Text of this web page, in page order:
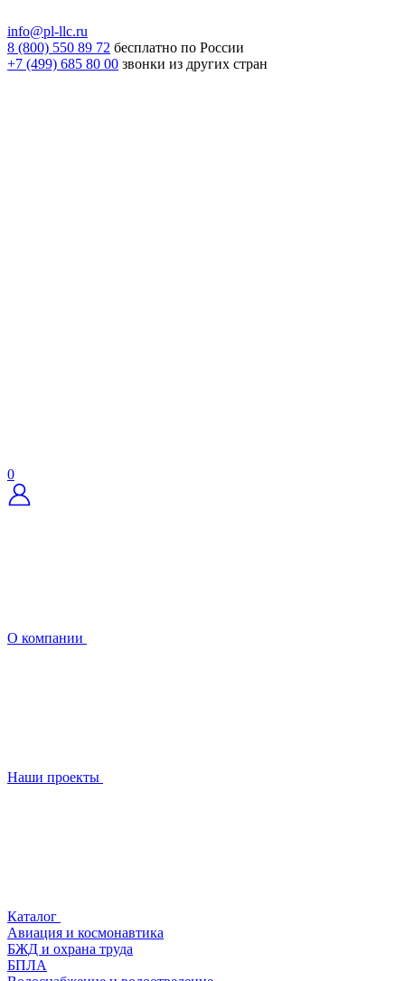
info@pl-llc.ru
8 (800) 550 89 72 бесплатно по России
+7 (499) 685 80 00 звонки из других стран
0
О компании
Наши проекты
Каталог
Авиация и космонавтика
БЖД и охрана труда
БПЛА